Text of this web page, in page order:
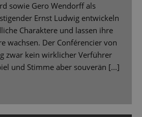
sowie Gero Wendorff als
Ernst Ludwig entwickeln
Charaktere und lassen ihre
wachsen. Der Conférencier von
zwar kein wirklicher Verführer
und Stimme aber souverän [...]